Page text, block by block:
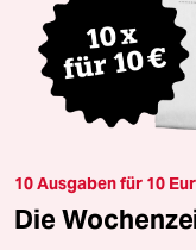
10 Ausgaben für 10
Die